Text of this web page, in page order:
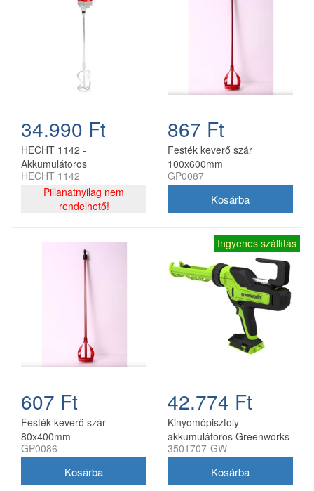
34.990 Ft
HECHT 1142 -
Akkumulátoros
habarcskeverő
HECHT 1142
Pillanatnyilag nem
rendelhető!
867 Ft
Festék keverő szár
100x600mm
GP0087
607 Ft
Festék keverő szár
80x400mm
GP0086
Ingyenes szállítás
42.774 Ft
Kinyomópisztoly
akkumulátoros Greenworks
G24CG 24v akku és töltő
3501707-GW